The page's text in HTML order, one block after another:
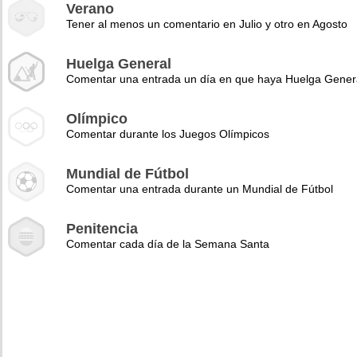
Verano
Tener al menos un comentario en Julio y otro en Agosto
Huelga General
Comentar una entrada un día en que haya Huelga
Olímpico
Comentar durante los Juegos Olímpicos
Mundial de Fútbol
Comentar una entrada durante un Mundial de Fútbol
Penitencia
Comentar cada día de la Semana Santa